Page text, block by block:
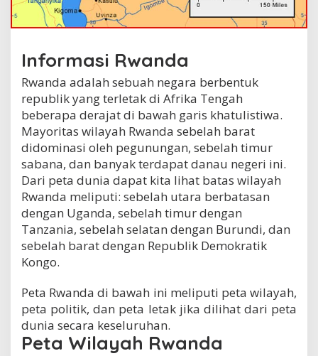
Informasi Rwanda
Rwanda adalah sebuah negara berbentuk
republik yang terletak di Afrika Tengah
beberapa derajat di bawah garis khatulistiwa.
Mayoritas wilayah Rwanda sebelah barat
didominasi oleh pegunungan, sebelah timur
sabana, dan banyak terdapat danau negeri ini.
Dari peta dunia dapat kita lihat batas wilayah
Rwanda meliputi: sebelah utara berbatasan
dengan Uganda, sebelah timur dengan
Tanzania, sebelah selatan dengan Burundi, dan
sebelah barat dengan Republik Demokratik
Kongo.
Peta Rwanda di bawah ini meliputi peta wilayah,
peta politik, dan peta letak jika dilihat dari peta
dunia secara keseluruhan.
Peta Wilayah Rwanda